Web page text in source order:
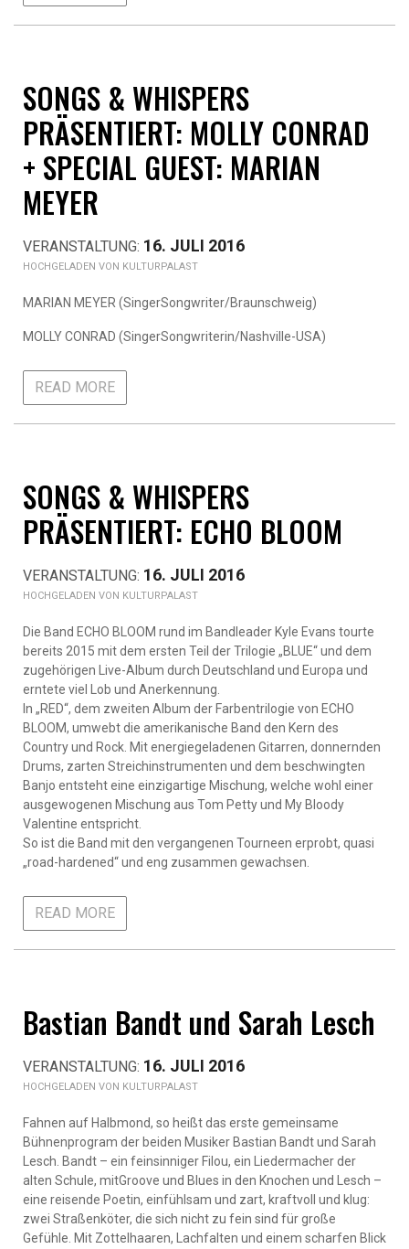
SONGS & WHISPERS
PRÄSENTIERT: MOLLY CONRAD
+ SPECIAL GUEST: MARIAN
MEYER
16. JULI 2016
KULTURPALAST
MARIAN MEYER (SingerSongwriter/Braunschweig)
MOLLY CONRAD (SingerSongwriterin/Nashville-USA)
READ MORE
SONGS & WHISPERS
PRÄSENTIERT: ECHO BLOOM
16. JULI 2016
KULTURPALAST
Die Band ECHO BLOOM rund im Bandleader Kyle Evans tourte
bereits 2015 mit dem ersten Teil der Trilogie „BLUE“ und dem
zugehörigen Live-Album durch Deutschland und Europa und
erntete viel Lob und Anerkennung.
In „RED“, dem zweiten Album der Farbentrilogie von ECHO
BLOOM, umwebt die amerikanische Band den Kern des
Country und Rock. Mit energiegeladenen Gitarren, donnernden
Drums, zarten Streichinstrumenten und dem beschwingten
Banjo entsteht eine einzigartige Mischung, welche wohl einer
ausgewogenen Mischung aus Tom Petty und My Bloody
Valentine entspricht.
So ist die Band mit den vergangenen Tourneen erprobt, quasi
„road-hardened“ und eng zusammen gewachsen.
READ MORE
Bastian Bandt und Sarah Lesch
16. JULI 2016
KULTURPALAST
Fahnen auf Halbmond, so heißt das erste gemeinsame
Bühnenprogram der beiden Musiker Bastian Bandt und Sarah
Lesch. Bandt – ein feinsinniger Filou, ein Liedermacher der
alten Schule, mitGroove und Blues in den Knochen und Lesch –
eine reisende Poetin, einfühlsam und zart, kraftvoll und klug:
zwei Straßenköter, die sich nicht zu fein sind für große
Gefühle. Mit Zottelhaaren, Lachfalten und einem scharfen Blick